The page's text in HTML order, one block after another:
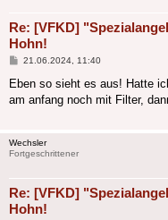
Re: [VFKD]
Hohn!
Beitrag
21.06.2024, 11:40
Eben so sieht es aus! Hatte
am anfang noch mit Filter,
Wechsler
Fortgeschrittener
Re: [VFKD]
Hohn!